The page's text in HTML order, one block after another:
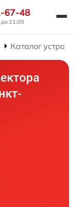
67-48
21:00
Каталог